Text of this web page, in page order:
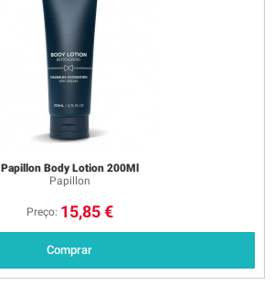
Papillon Body Lotion 200Ml
Papillon
Preço: 15,85 €
Comprar